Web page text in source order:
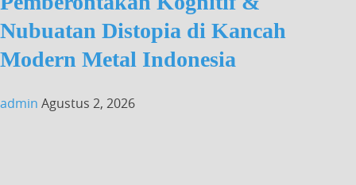
Nubuatan Distopia di Kancah
Modern Metal Indonesia
admin Agustus 2, 2026